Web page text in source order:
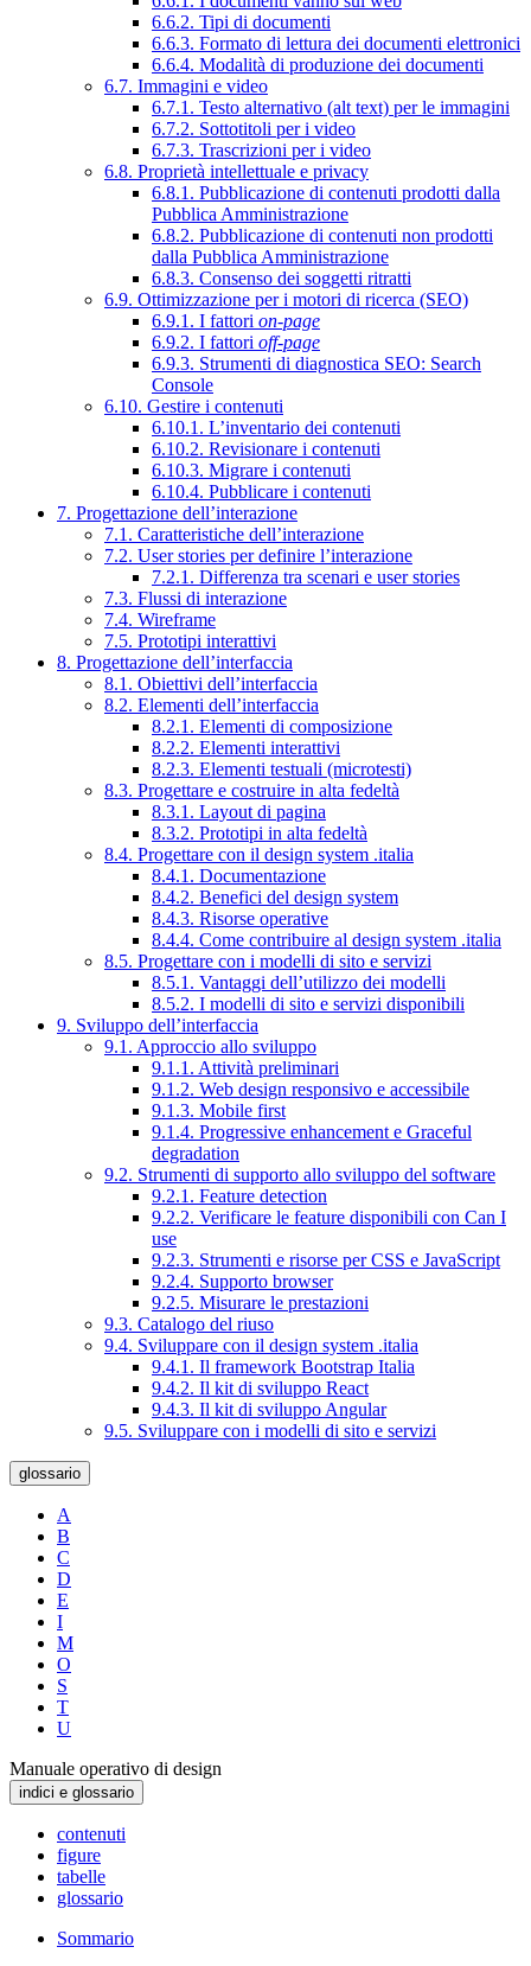
6.6.2. Tipi di documenti
6.6.3. Formato di lettura dei documenti elettronici
6.6.4. Modalità di produzione dei documenti
6.7. Immagini e video
6.7.1. Testo alternativo (alt text) per le immagini
6.7.2. Sottotitoli per i video
6.7.3. Trascrizioni per i video
6.8. Proprietà intellettuale e privacy
6.8.1. Pubblicazione di contenuti prodotti dalla
Pubblica Amministrazione
6.8.2. Pubblicazione di contenuti non prodotti
dalla Pubblica Amministrazione
6.8.3. Consenso dei soggetti ritratti
6.9. Ottimizzazione per i motori di ricerca (SEO)
6.9.1. I fattori on-page
6.9.2. I fattori off-page
6.9.3. Strumenti di diagnostica SEO: Search
Console
6.10. Gestire i contenuti
6.10.1. L’inventario dei contenuti
6.10.2. Revisionare i contenuti
6.10.3. Migrare i contenuti
6.10.4. Pubblicare i contenuti
7. Progettazione dell’interazione
7.1. Caratteristiche dell’interazione
7.2. User stories per definire l’interazione
7.2.1. Differenza tra scenari e user stories
7.3. Flussi di interazione
7.4. Wireframe
7.5. Prototipi interattivi
8. Progettazione dell’interfaccia
8.1. Obiettivi dell’interfaccia
8.2. Elementi dell’interfaccia
8.2.1. Elementi di composizione
8.2.2. Elementi interattivi
8.2.3. Elementi testuali (microtesti)
8.3. Progettare e costruire in alta fedeltà
8.3.1. Layout di pagina
8.3.2. Prototipi in alta fedeltà
8.4. Progettare con il design system .italia
8.4.1. Documentazione
8.4.2. Benefici del design system
8.4.3. Risorse operative
8.4.4. Come contribuire al design system .italia
8.5. Progettare con i modelli di sito e servizi
8.5.1. Vantaggi dell’utilizzo dei modelli
8.5.2. I modelli di sito e servizi disponibili
9. Sviluppo dell’interfaccia
9.1. Approccio allo sviluppo
9.1.1. Attività preliminari
9.1.2. Web design responsivo e accessibile
9.1.3. Mobile first
9.1.4. Progressive enhancement e Graceful
degradation
9.2. Strumenti di supporto allo sviluppo del software
9.2.1. Feature detection
9.2.2. Verificare le feature disponibili con Can I
use
9.2.3. Strumenti e risorse per CSS e JavaScript
9.2.4. Supporto browser
9.2.5. Misurare le prestazioni
9.3. Catalogo del riuso
9.4. Sviluppare con il design system .italia
9.4.1. Il framework Bootstrap Italia
9.4.2. Il kit di sviluppo React
9.4.3. Il kit di sviluppo Angular
9.5. Sviluppare con i modelli di sito e servizi
glossario
A
B
C
D
E
I
M
O
S
T
U
Manuale operativo di design
indici e glossario
contenuti
figure
tabelle
glossario
Sommario